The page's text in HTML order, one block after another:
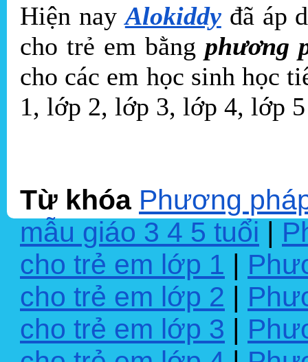
Hiện nayAlokiddyđã áp
cho trẻ em bằng phương
cho các em học sinh học
1, lớp 2, lớp 3, lớp 4, lớp
Từ khóa Phương
mẫu giáo 3 4 5 tuổi |
cho trẻ em lớp 1 |
cho trẻ em lớp 2 |
cho trẻ em lớp 3 |